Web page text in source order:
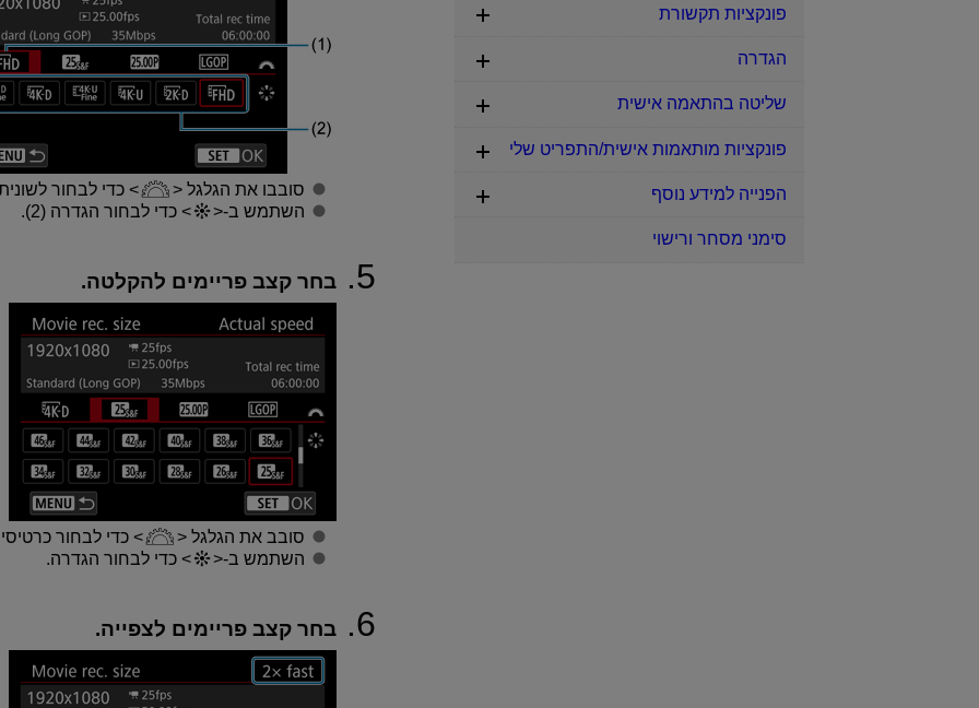
סובבו את הגלגל
כדי לבחור לשונית
השתמש ב-
כדי לבחור הגדרה (2).
בחר קצב פריימים להקלטה.
סובב את הגלגל
כדי לבחור
השתמש ב-
כדי לבחור הגדרה.
בחר קצב פריימים לצפייה.
פונקציות תקשורת
הגדרה
שליטה בהתאמה אישית
פונקציות מותאמות אישית/התפריט שלי
הפנייה למידע נוסף
סימני מסחר ורישוי